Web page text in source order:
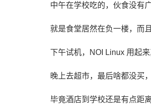
中午在学校吃的，伙食没有
就是食堂居然在负一楼，而
下午试机，NOI Linux 用起
晚上去超市，最后啥都没买
毕竟酒店到学校还是有点距